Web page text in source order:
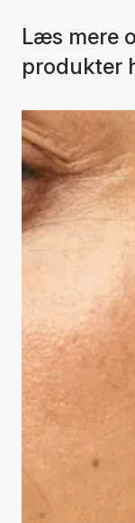
Læs mere
produkter